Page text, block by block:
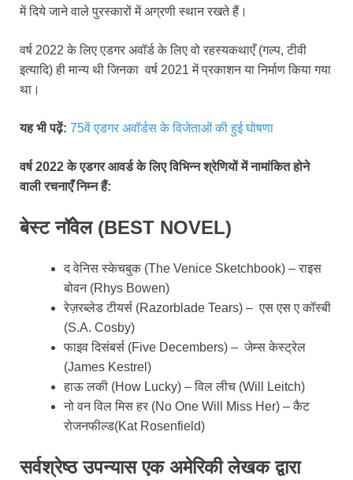
में दिये जाने वाले पुरस्कारों में अग्रणी स्थान रखते हैं।
वर्ष 2022 के लिए एडगर अवॉर्ड के लिए वो रहस्यकथाएँ (गल्प, टीवी
इत्यादि) ही मान्य थी जिनका वर्ष 2021 में प्रकाशन या निर्माण किया गया
था।
यह भी पढ़ें: 75वें एडगर अवॉर्डस के विजेताओं की हुई घोषणा
वर्ष 2022 के एडगर आवर्ड के लिए विभिन्न श्रेणियों में नामांकित होने
वाली रचनाएँ निम्न हैं:
बेस्ट नॉवेल (BEST NOVEL)
द वेनिस स्केचबुक (The Venice Sketchbook) – राइस
बोवन (Rhys Bowen)
रेज़रब्लेड टीयर्स (Razorblade Tears) – एस एस ए कॉस्बी
(S.A. Cosby)
फाइव दिसंबर्स (Five Decembers) – जेम्स केस्ट्रेल
(James Kestrel)
हाऊ लकी (How Lucky) – विल लीच (Will Leitch)
नो वन विल मिस हर (No One Will Miss Her) – कैट
रोजनफील्ड(Kat Rosenfield)
सर्वश्रेष्ठ उपन्यास एक अमेरिकी लेखक द्वारा